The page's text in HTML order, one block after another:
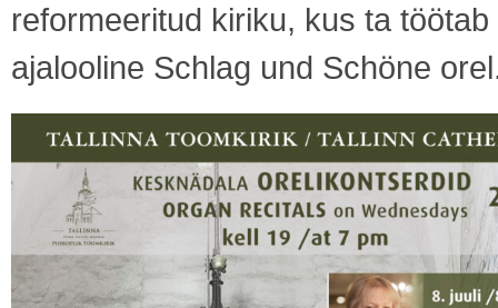
reformeeritud kiriku, kus ta
ajalooline Schlag und Schöne